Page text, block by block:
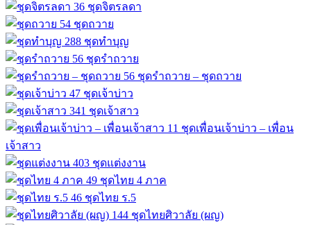
36 ชุดจิตรลดา
54 ชุดถวาย
288 ชุดทำบุญ
56 ชุดรำถวาย
56 ชุดรำถวาย – ชุดถวาย
47 ชุดเจ้าบ่าว
341 ชุดเจ้าสาว
11 ชุดเพื่อนเจ้าบ่าว – เพื่อน
เจ้าสาว
403 ชุดแต่งงาน
49 ชุดไทย 4 ภาค
46 ชุดไทย ร.5
144 ชุดไทยศิวาลัย (ผญ)